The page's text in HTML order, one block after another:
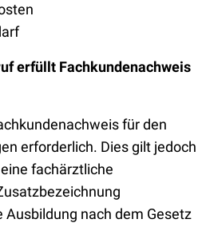
erfüllt Fachkundenachweis
für den
erforderlich. Dies gilt jedoch
fachärztliche
nach dem Gesetz